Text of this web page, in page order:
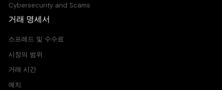
Cybersecurity and Scams
거래 명세서
스프레드 및 수수료
시장의 범위
거래 시간
예치